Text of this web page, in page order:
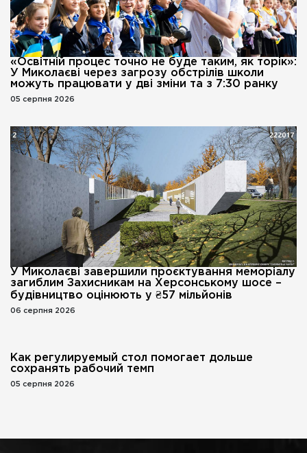
«Освітній процес точно не буде таким, як торік»:
У Миколаєві через загрозу обстрілів школи
можуть працювати у дві зміни та з 7:30 ранку
05 серпня 2026
У Миколаєві завершили проєктування меморіалу
загиблим Захисникам на Херсонському шосе –
будівництво оцінюють у ₴57 мільйонів
06 серпня 2026
Как регулируемый стол помогает дольше
сохранять рабочий темп
05 серпня 2026